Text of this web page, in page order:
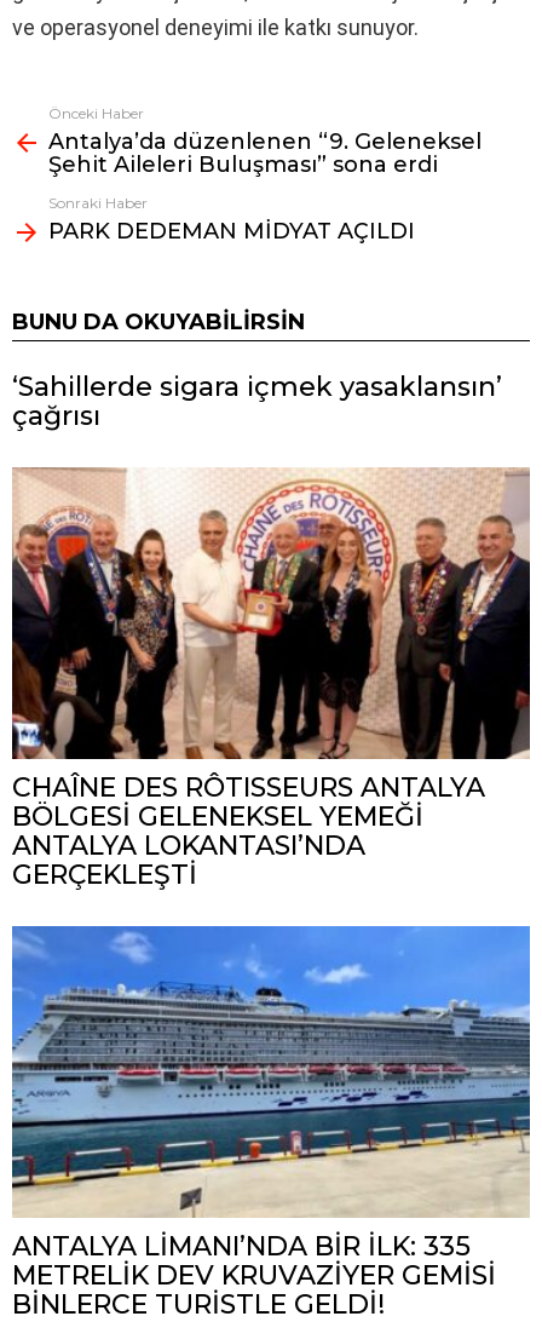
ve operasyonel deneyimi ile katkı sunuyor.
Fazlasına
bak
Önceki Haber
Antalya’da düzenlenen “9. Geleneksel
Şehit Aileleri Buluşması” sona erdi
Sonraki Haber
PARK DEDEMAN MİDYAT AÇILDI
BUNU DA OKUYABILIRSIN
‘Sahillerde sigara içmek yasaklansın’
çağrısı
CHAÎNE DES RÔTISSEURS ANTALYA
BÖLGESİ GELENEKSEL YEMEĞİ
ANTALYA LOKANTASI’NDA
GERÇEKLEŞTİ
ANTALYA LİMANI’NDA BİR İLK: 335
METRELİK DEV KRUVAZİYER GEMİSİ
BİNLERCE TURİSTLE GELDİ!